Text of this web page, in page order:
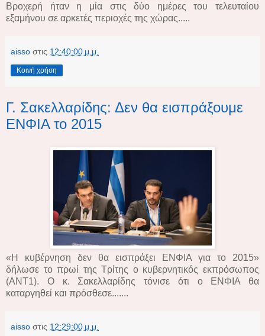
Βροχερή ήταν η μία στις δύο ημέρες του τελευταίου
εξαμήνου σε αρκετές περιοχές της χώρας.....
aisso στις 12:40:00 μ.μ.
Κοινή χρήση
Γ. Σακελλαρίδης: Δεν θα εισπράξουμε
ΕΝΦΙΑ το 2015
«Η κυβέρνηση δεν θα εισπράξει ΕΝΦΙΑ για το 2015»
δήλωσε το πρωί της Τρίτης ο κυβερνητικός εκπρόσωπος
(ANT1). Ο κ. Σακελλαρίδης τόνισε ότι ο ΕΝΦΙΑ θα
καταργηθεί και πρόσθεσε.......
aisso στις 12:29:00 μ.μ.